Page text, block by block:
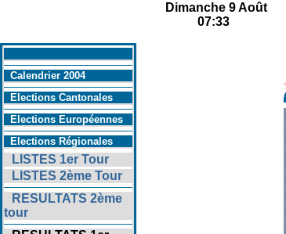
Dimanche 9 Août
07:33
Calendrier 2004
Elections Cantonales
Elections Européennes
Elections Régionales
LISTES 1er Tour
LISTES 2ème Tour
RESULTATS 2ème
tour